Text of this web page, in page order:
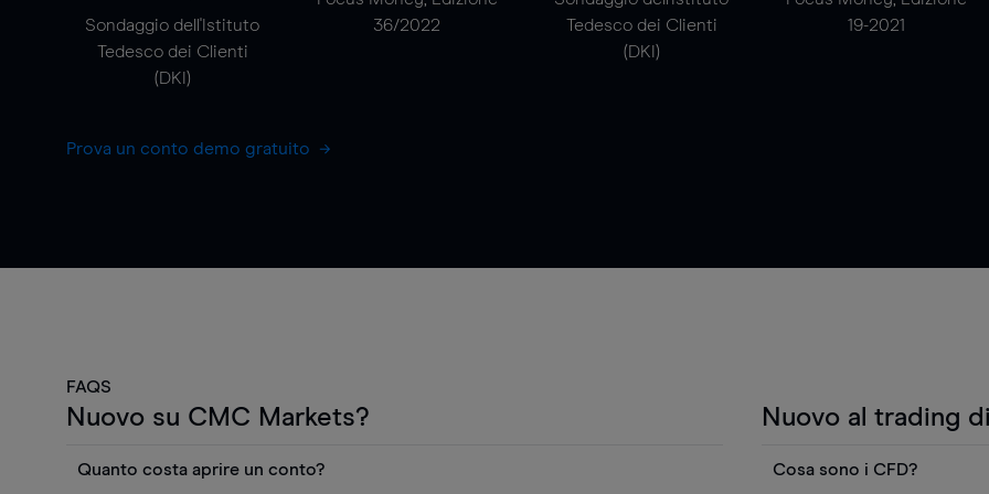
Sondaggio dell'Istituto
Tedesco dei Clienti
(DKI)
36/2022
Tedesco dei Clienti
(DKI)
19-2021
Prova un conto demo gratuito
FAQS
Nuovo su CMC Markets?
Quanto costa aprire un conto?
Nuovo al trading
Cosa sono i CFD?